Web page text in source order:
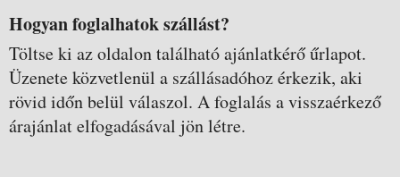
Hogyan foglalhatok szállást?
Töltse ki az oldalon található ajánlatkérő űrlapot.
Üzenete közvetlenül a szállásadóhoz érkezik, aki
rövid időn belül válaszol. A foglalás a visszaérkező
árajánlat elfogadásával jön létre.